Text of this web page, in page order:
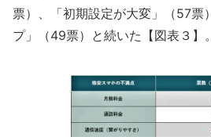
票）、「初期設定が大変」（57票
プ」（49票）と続いた【図表３】。